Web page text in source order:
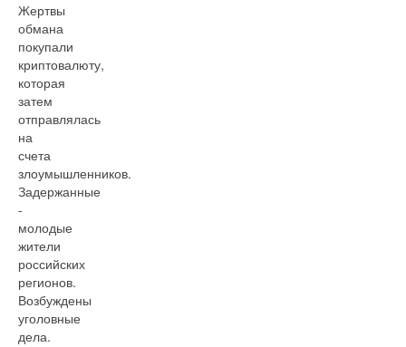
Жертвы
обмана
покупали
криптовалюту,
которая
затем
отправлялась
на
счета
злоумышленников.
Задержанные
-
молодые
жители
российских
регионов.
Возбуждены
уголовные
дела.